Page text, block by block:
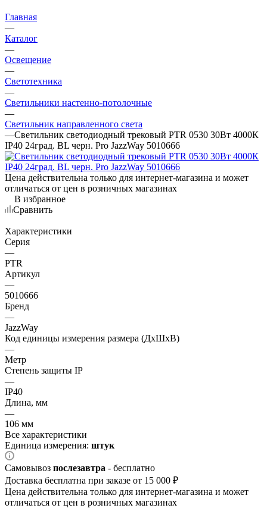
Главная
—
Каталог
—
Освещение
—
Светотехника
—
Светильники настенно-потолочные
—
Светильник направленного света
—Светильник светодиодный трековый PTR 0530 30Вт 4000К
IP40 24град. BL черн. Pro JazzWay 5010666
Цена действительна только для интернет-магазина и может
отличаться от цен в розничных магазинах
В избранное
Сравнить
Характеристики
Серия
—
PTR
Артикул
—
5010666
Бренд
—
JazzWay
Код единицы измерения размера (ДхШхВ)
—
Метр
Степень защиты IP
—
IP40
Длина, мм
—
106 мм
Все характеристики
Единица измерения: штук
Самовывоз послезавтра - бесплатно
Доставка бесплатна при заказе от 15 000 ₽
Цена действительна только для интернет-магазина и может
отличаться от цен в розничных магазинах